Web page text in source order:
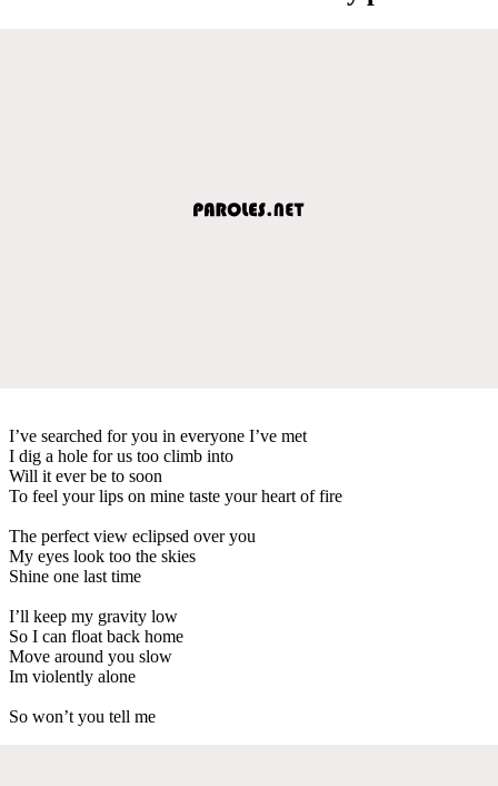
I’ve searched for you in everyone I’ve met
I dig a hole for us too climb into
Will it ever be to soon
To feel your lips on mine taste your heart of fire
The perfect view eclipsed over you
My eyes look too the skies
Shine one last time
I’ll keep my gravity low
So I can float back home
Move around you slow
Im violently alone
So won’t you tell me